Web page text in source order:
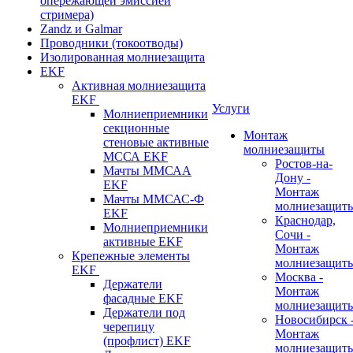
стримера)
Zandz и Galmar
Проводники (токоотводы)
Изолированная молниезащита
EKF
Активная молниезащита
EKF
Молниеприемники
секционные
стеновые активные
МССА EKF
Мачты ММСАА
EKF
Мачты ММСАС-Ф
EKF
Молниеприемники
активные EKF
Крепежные элементы
EKF
Держатели
фасадные EKF
Держатели под
черепицу
(профлист) EKF
Услуги
Монтаж
молниезащиты
Ростов-на-
Дону -
Монтаж
Краснодар,
Сочи -
Монтаж
Москва -
Монтаж
Новосибирск
Монтаж